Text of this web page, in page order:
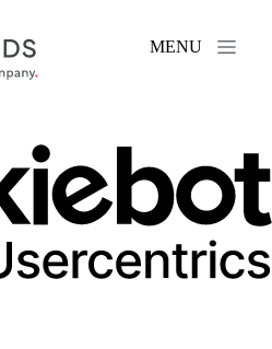
MENU